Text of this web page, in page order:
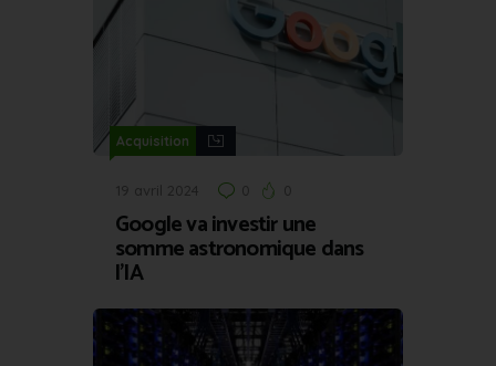
Acquisition
19 avril 2024 0 0
Google va investir une
somme astronomique dans
l’IA